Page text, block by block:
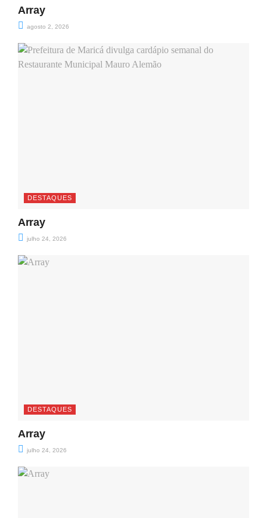
Array
agosto 2, 2026
DESTAQUES
Array
julho 24, 2026
DESTAQUES
Array
julho 24, 2026